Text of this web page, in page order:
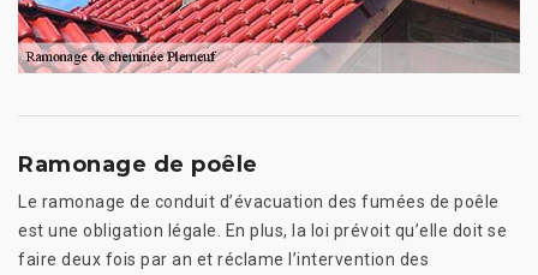
Ramonage de poêle
Le ramonage de conduit d’évacuation des fumées de poêle
est une obligation légale. En plus, la loi prévoit qu’elle doit se
faire deux fois par an et réclame l’intervention des